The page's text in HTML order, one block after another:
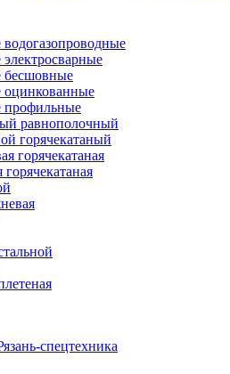
бесшовные
оцинкованные
профильные
равнополочный
горячекатаный
горячекатаная